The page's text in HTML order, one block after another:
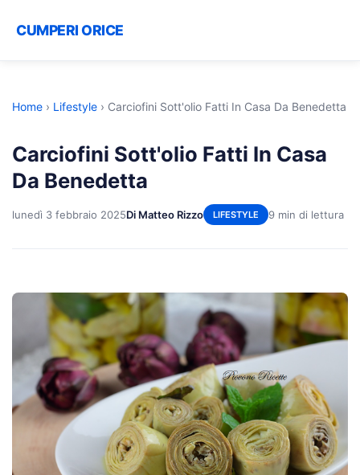
CUMPERI ORICE
Home › Lifestyle › Carciofini Sott'olio Fatti In Casa Da Benedetta
Carciofini Sott'olio Fatti In Casa
Da Benedetta
lunedì 3 febbraio 2025Di Matteo Rizzo LIFESTYLE 9 min di lettura